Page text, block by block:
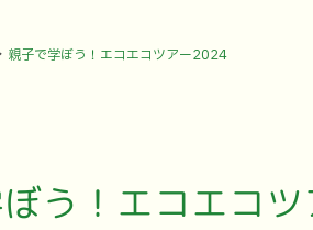
親子で学ぼう！エコエコツアー2024
う！エコエコ